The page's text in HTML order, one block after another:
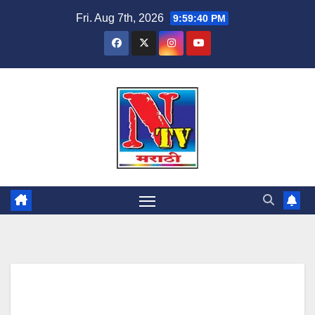
Fri. Aug 7th, 2026 9:59:41 PM